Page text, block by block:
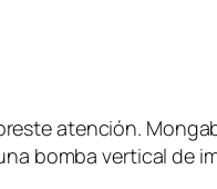
atención.
bomba vertical de